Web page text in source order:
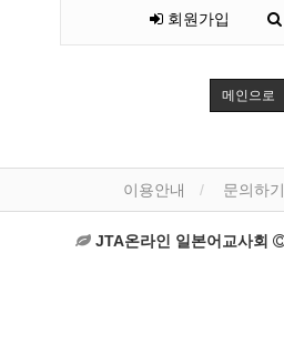
회원가입
메인으로
이용안내 문의하기
JTA온라인 일본어교사회